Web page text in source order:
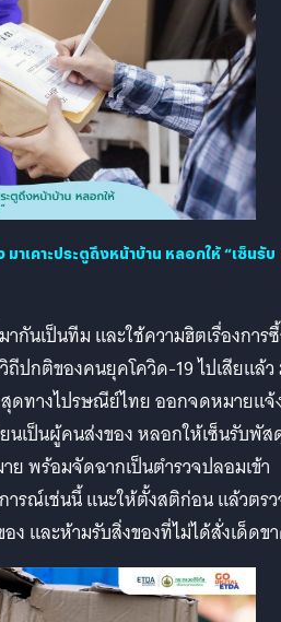
มาเคาะประตูถึงหน้าบ้าน หลอกให้ “เซ็นรับ
กันเป็นทีม และใช้ความฮิตเรื่องการ
ปกติของคนยุคโควิด-19 ไปเสียแล้ว
ดทางไปรษณีย์ไทย ออกจดหมายแจ้
นเป็นผู้คนส่งของ หลอกให้เซ็นรับพั
ย พร้อมจัดฉากเป็นตำรวจปลอมเข้า
ารณ์เช่นนี้ แนะให้ตั้งสติก่อน แล้วตร
ง และห้ามรับสิ่งของที่ไม่ได้สั่งเด็ดข